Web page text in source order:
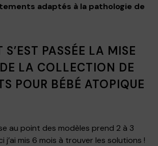
adaptés à la pathologie de
PASSÉE LA MISE
LA COLLECTION DE
POUR BÉBÉ ATOPIQUE
au point des modèles prend 2 à 3
j’ai mis 6 mois à trouver les solutions !